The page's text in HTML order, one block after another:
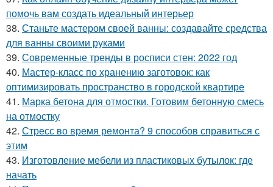
помочь вам создать идеальный интерьер
38. Станьте мастером своей ванны: создавайте средства
для ванны своими руками
39. Современные тренды в росписи стен: 2022 год
40. Мастер-класс по хранению заготовок: как
оптимизировать пространство в городской квартире
41. Марка бетона для отмостки. Готовим бетонную смесь
на отмостку
42. Стресс во время ремонта? 9 способов справиться с
этим
43. Изготовление мебели из пластиковых бутылок: где
начать